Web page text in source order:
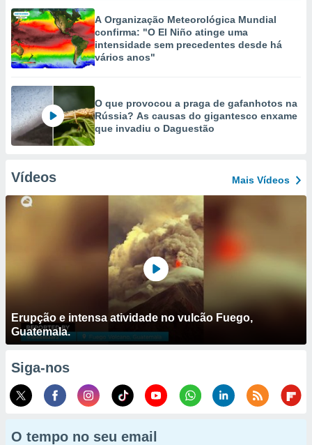
A Organização Meteorológica Mundial
confirma: "O El Niño atinge uma
intensidade sem precedentes desde há
vários anos"
O que provocou a praga de gafanhotos na
Rússia? As causas do gigantesco enxame
que invadiu o Daguestão
Vídeos Mais Vídeos
Erupção e intensa atividade no vulcão Fuego,
Guatemala.
Siga-nos
O tempo no seu email